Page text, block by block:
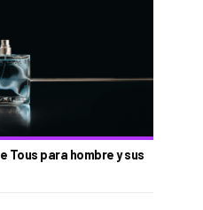
Tous para hombre y sus